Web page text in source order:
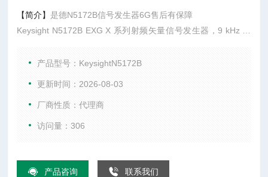
【简介】 是德N5172B信号发生器6G售后有保障
Keysight N5172B EXG X 系列射频矢量信号发生器，9 kHz 至
◇◇ 1 GHz 时的输出功率 -144 dBm 至 +26 dBm 1 GHz 时，20
产品型号：KeysightN5172B
更新时间：2026-08-03
厂商性质：代理商
访问量：306
产品咨询 联系我们